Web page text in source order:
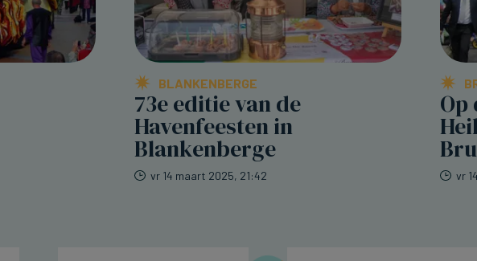
BLANKENBERGE
73e editie van de
Havenfeesten in
Blankenberge
vr 14 maart 2025, 21:42
Op
vr